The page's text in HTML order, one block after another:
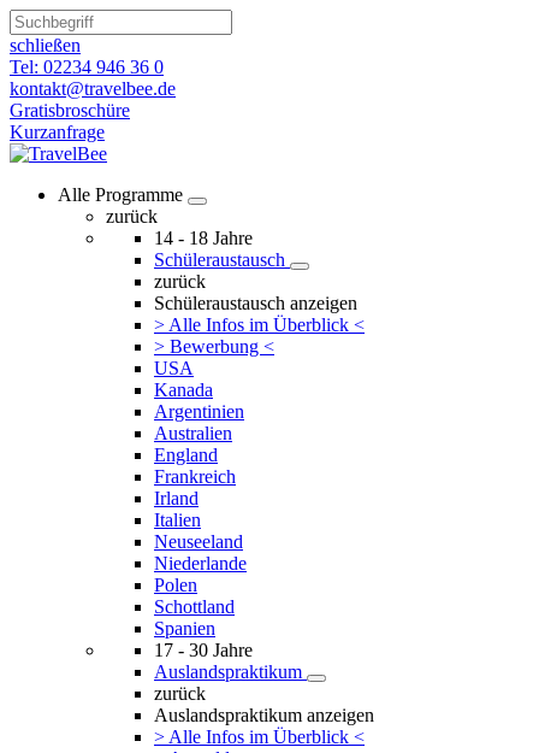
schließen
Tel: 02234 946 36 0
kontakt@travelbee.de
Gratisbroschüre
Kurzanfrage
Alle Programme
zurück
14 - 18 Jahre
Schüleraustausch
zurück
Schüleraustausch anzeigen
> Alle Infos im Überblick <
> Bewerbung <
USA
Kanada
Argentinien
Australien
England
Frankreich
Irland
Italien
Neuseeland
Niederlande
Polen
Schottland
Spanien
17 - 30 Jahre
Auslandspraktikum
zurück
Auslandspraktikum anzeigen
> Alle Infos im Überblick <